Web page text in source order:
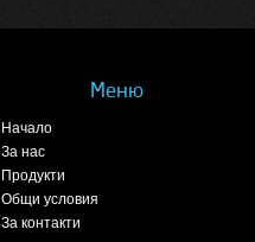
Меню
Начало
За нас
Продукти
Общи условия
За контакти